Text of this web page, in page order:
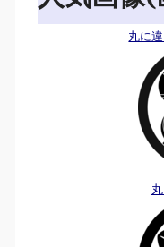
丸に